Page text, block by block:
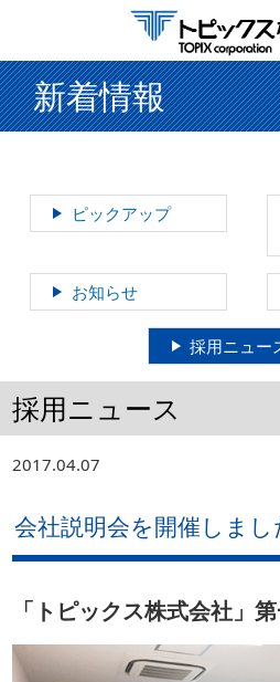
新着情報
ピックアップ
お知らせ
採用ニュー
採用ニュース
2017.04.07
会社説明会を開催しまし
「トピックス株式会社」